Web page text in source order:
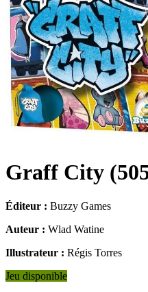
Graff City (
Éditeur : Buzzy Games
Auteur : Wlad Watine
Illustrateur : Régis Torres
Jeu disponible